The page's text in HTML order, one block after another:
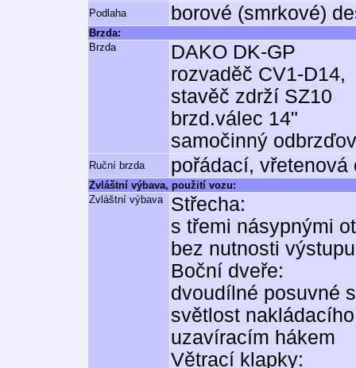
Podlaha borové (smrkové)
Brzda:
Brzda
DAKO DK-GP
rozvaděč CV1-D14,
stavěč zdrží SZ10
brzd.válec 14"
samočinný
Ruční brzda pořádací,
Zvláštní výbava, použití vozu:
Zvláštní výbava
Střecha:
s třemi násypnými
bez nutnosti
Boční dveře:
dvoudílné posuvné
světlost
uzavíracím hákem
Větrací klapky: